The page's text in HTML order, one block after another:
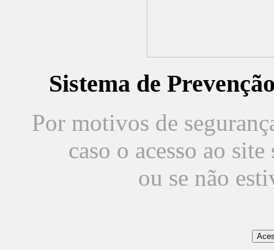
Sistema de
Por motivos de
caso o acesso ao
ou se não